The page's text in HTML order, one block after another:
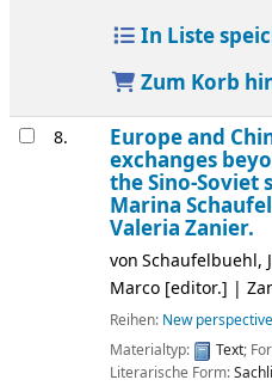
In Liste
Zum Korb
8. Europe and
exchanges
the Sino-Soviet
Marina
Valeria Zanier.
vonSchaufelbuehl,
Marco[editor.] |
Reihen: New
Materialtyp:
Text;
Literarische Form: